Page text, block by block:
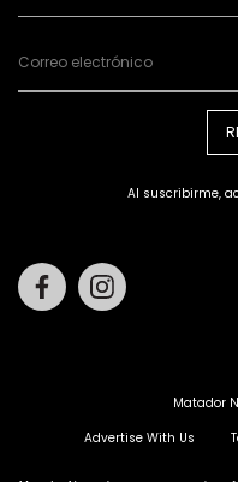
Al suscribirme,
Facebook
Matador
Advertise With Us